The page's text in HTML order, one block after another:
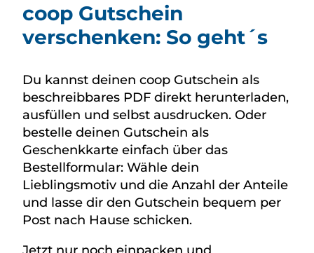
coop Gutschein
verschenken: So geht´s
Du kannst deinen coop Gutschein als
beschreibbares PDF direkt herunterladen,
ausfüllen und selbst ausdrucken. Oder
bestelle deinen Gutschein als
Geschenkkarte einfach über das
Bestellformular: Wähle dein
Lieblingsmotiv und die Anzahl der Anteile
und lasse dir den Gutschein bequem per
Post nach Hause schicken.